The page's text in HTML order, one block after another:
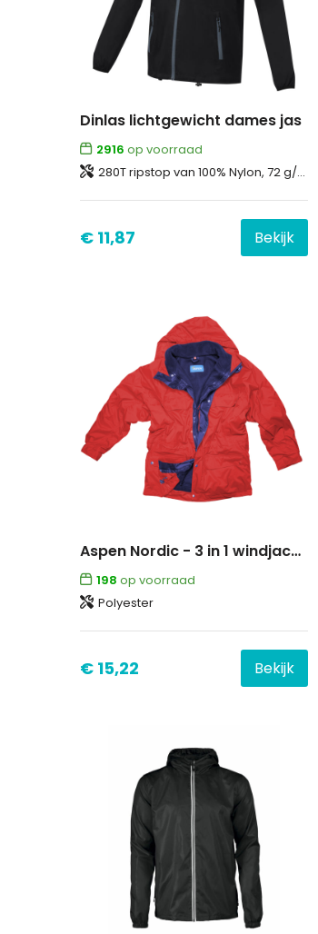
Dinlas lichtgewicht dames jas
2916 op voorraad
280T ripstop van 100% Nylon, 72 g/m2, Lining, 210T taffeta van 100% Polyester, 60 g/m2
€ 11,87 Bekijk
Aspen Nordic - 3 in 1 windjack en fleecetrui
198 op voorraad
Polyester
€ 15,22 Bekijk